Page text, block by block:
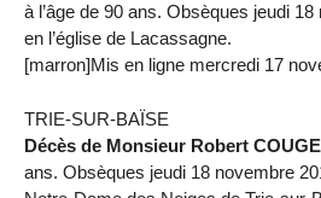
à l’âge de 90 ans. Obsèques jeudi
en l’église de Lacassagne.
[marron]Mis en ligne mercredi 17
TRIE-SUR-BAÏSE
Décès de Monsieur Robert
ans. Obsèques jeudi 18 novembre